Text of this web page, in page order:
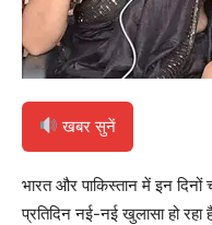
खबर सुनें
भारत और पाकिस्तान में इन दिनों
प्रतिदिन नई-नई खुलासा हो